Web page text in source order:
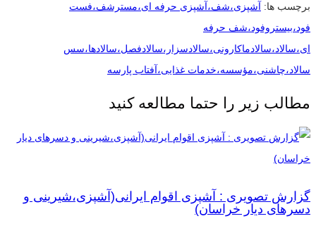
برچسب ها: آشپزی،شف،آشپزی حرفه ای،مسترشف،فست
فود،بیستروفود،شف حرفه
ای،سالاد،سالادماکارونی،سالادسزار،سالادفصل،سالادها،سس
سالاد،چاشنی،مؤسسه،خدمات غذایی،آفتاب پارسه
مطالب زیر را حتما مطالعه کنید
گزارش تصویری : آشپزی اقوام ایرانی(آشپزی،شیرینی و
دسرهای دیار خراسان)